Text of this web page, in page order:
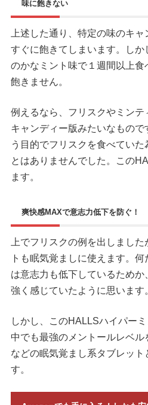
味に飽きない
上述した通り、特定の味のキ
すぐに飽きてしまいます。し
のかなミント味で１週間以上食
飽きません。
例えるなら、フリスクやミン
キャンディー版みたいなもの
う目的でフリスクを食べていた
とはありませんでした。この
ます。
爽快感MAXで意志力低下を防ぐ！
上でフリスクの例を出しまし
トも眠気覚ましに使えます。
は意志力も低下しているため
強く感じていたように思います
しかし、このHALLSハイパー
中でも最強のメントールレベル
などの眠気覚まし系タブレット
す。